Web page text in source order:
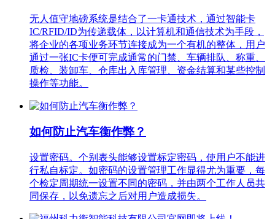
无人值守地磅系统是结合了一卡通技术，通过智能卡
IC/RFID/ID为传递载体，以计算机和通信技术为手段，
将企业的各项业务环节连接成为一个有机的整体，用户
通过一张IC卡便可完成通常的门禁、车辆排队、称重、
质检、装卸车、仓库出入库管理、资金结算和某些控制
操作等功能。
如何防止汽车衡作弊？
设置密码。个别表头能够设置标定密码，使用户不能进
行私自标定。如密码的设置管理工作显得尤为重要，每
个检定周期统一设置不同的密码，并由两个工作人员共
同保存，以免遗忘之后对用户造成损失。